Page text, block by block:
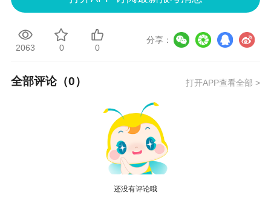
凡是符合中级会计职称报考条件的都可以报名参加中级
会计职称的全国统考。每年报考考生中有很多非相关专
业的考生在考这个职称证书，而网校中就有很多这样非
错的。
中级会计职称报名条件是什么？
报名参加中级会计职称考试的人员，应具备下列条件：
2063 0 0
分享：
全部评论（0） 打开APP查看全部 >
还没有评论哦